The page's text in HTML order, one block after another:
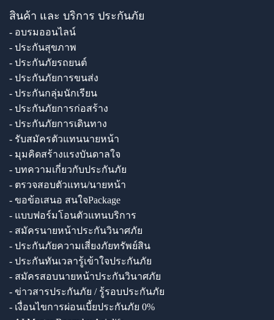
สินค้า และ บริการ ประกันภัย
- อบรมออนไลน์
- ประกันสุขภาพ
- ประกันภัยรถยนต์
- ประกันภัยการขนส่ง
- ประกันกลุ่มนักเรียน
- ประกันภัยการก่อสร้าง
- ประกันภัยการเดินทาง
- รับสมัครตัวแทนนายหน้า
- มุมคิดสร้างแรงบันดาลใจ
- บทความเกี่ยวกับประกันภัย
- ตรวจสอบตัวแทน/นายหน้า
- ขอข้อเสนอ สนใจPackage
- แบบฟอร์มโอนตัวแทนบริการ
- สมัครนายหน้าประกันวินาศภัย
- ประกันภัยความเสี่ยงภัยทรัพย์สิน
- ประกันทันเวลารู้เข้าใจประกันภัย
- สมัครสอบนายหน้าประกันวินาศภัย
- ข่าวสารประกันภัย / รู้รอบประกันภัย
- เงื่อนไขการผ่อนเบี้ยประกันภัย 0%